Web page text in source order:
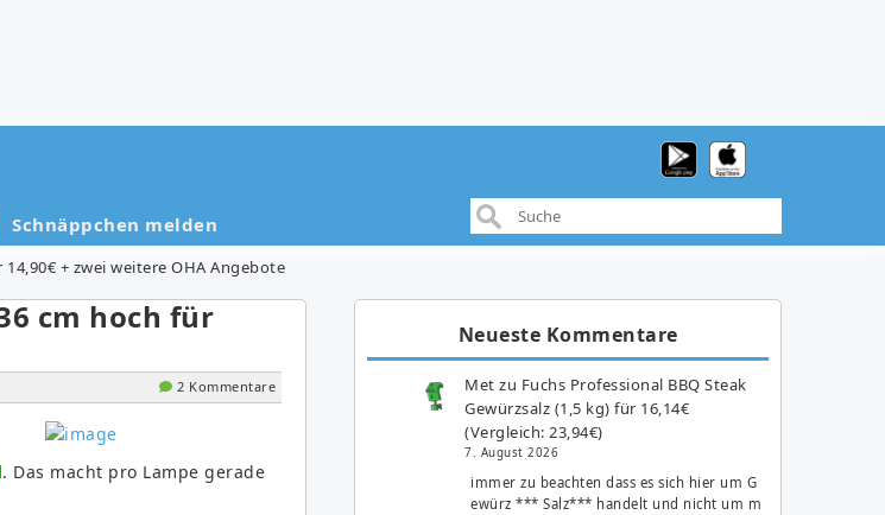
Schnäppchen melden
+ zwei weitere OHA Angebote
cm hoch für
2 Kommentare
. Das macht pro Lampe gerade
Neueste Kommentare
Met zu Fuchs Professional BBQ Steak
Gewürzsalz (1,5 kg) für 16,14€
(Vergleich: 23,94€)
7. August 2026
immer zu beachten dass es sich hier um G
ewürz *** Salz*** handelt und nicht um m